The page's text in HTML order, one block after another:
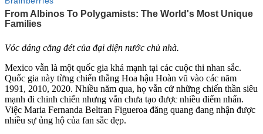
Vóc dáng căng đét của đại diện nước chủ nhà.
Mexico vẫn là một quốc gia khá mạnh tại các cuộc thi nhan sắc.
Quốc gia này từng chiến thắng Hoa hậu Hoàn vũ vào các năm
1991, 2010, 2020. Nhiều năm qua, họ vẫn cử những chiến thần siêu
mạnh đi chinh chiến nhưng vẫn chưa tạo được nhiều điểm nhấn.
Việc Maria Fernanda Beltran Figueroa đăng quang đang nhận được
nhiều sự ủng hộ của fan sắc đẹp.